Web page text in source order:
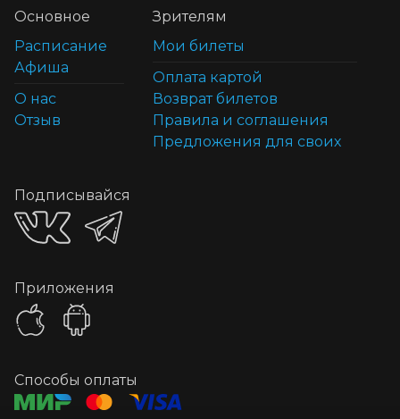
Основное
Расписание
Афиша
О нас
Отзыв
Зрителям
Мои билеты
Оплата картой
Возврат билетов
Правила и соглашения
Предложения для своих
Подписывайся
Приложения
Способы оплаты